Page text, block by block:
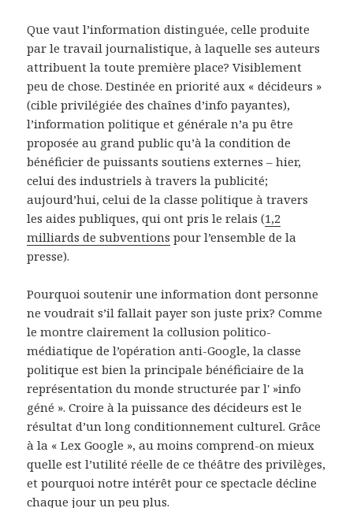
Que vaut l’information distinguée, celle produite
par le travail journalistique, à laquelle ses auteurs
attribuent la toute première place? Visiblement
peu de chose. Destinée en priorité aux « décideurs »
(cible privilégiée des chaînes d’info payantes),
l’information politique et générale n’a pu être
proposée au grand public qu’à la condition de
bénéficier de puissants soutiens externes – hier,
celui des industriels à travers la publicité;
aujourd’hui, celui de la classe politique à travers
les aides publiques, qui ont pris le relais (1,2
milliards de subventions pour l’ensemble de la
presse).
Pourquoi soutenir une information dont personne
ne voudrait s’il fallait payer son juste prix? Comme
le montre clairement la collusion politico-
médiatique de l’opération anti-Google, la classe
politique est bien la principale bénéficiaire de la
représentation du monde structurée par l' »info
géné ». Croire à la puissance des décideurs est le
résultat d’un long conditionnement culturel. Grâce
à la « Lex Google », au moins comprend-on mieux
quelle est l’utilité réelle de ce théâtre des privilèges,
et pourquoi notre intérêt pour ce spectacle décline
chaque jour un peu plus.